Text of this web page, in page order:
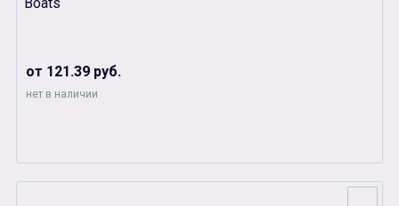
от 121.39 руб.
нет в наличии